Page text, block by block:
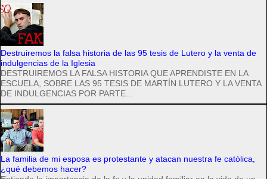
Destruiremos la falsa historia de las 95 tesis de Lutero y la venta de
indulgencias de la Iglesia
DESTRUIREMOS LA FALSA HISTORIA QUE APRENDISTE EN LA
ESCUELA, SOBRE LAS 95 TESIS DE MARTÍN LUTERO Y LA VENTA
DE INDULGENCIAS POR PARTE...
La familia de mi esposa es protestante y atacan nuestra fe católica,
¿qué debemos hacer?